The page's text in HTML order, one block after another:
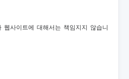
사이트에 대해서는 책임지지 않습니